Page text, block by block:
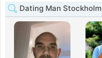
Dating Man Stockholm